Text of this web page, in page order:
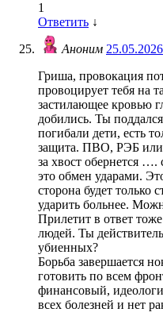
1
Ответить ↓
Аноним 25.05.2026
Гриша, провокация
провоцирует тебя на
застилающее кровью
добились. Ты
погибали дети, есть
защита. ПВО, РЭБ или
за хвост обернется
это обмен ударами.
сторона будет только
ударить больнее.
Прилетит в ответ
людей. Ты
убиенных?
Борьба завершается
готовить по всем
финансовый,
всех болезней и нет